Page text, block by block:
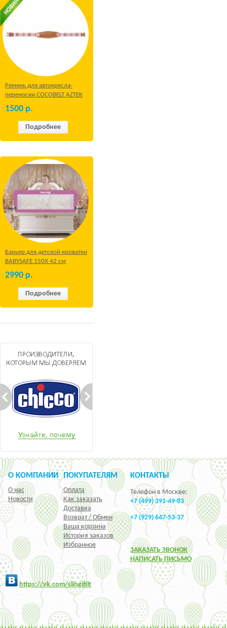
Ремень для автокресла-
переноски COCOBELT AZTEK
1500 р.
Подробнее
Барьер для детской кроватки
BABYSAFE 150Х 42 см
Бежевый
2990 р.
Подробнее
О КОМПАНИИ
О нас
Новости
ПОКУПАТЕЛЯМ
Оплата
Как заказать
Доставка
Возврат / Обмен
Ваша корзина
История заказов
Избранное
КОНТАКТЫ
Телефон в Москве:
+7 (499) 391-49-83
+7 (929) 647-53-37
ЗАКАЗАТЬ ЗВОНОК
НАПИСАТЬ ПИСЬМО
https://vk.com/slingifilt